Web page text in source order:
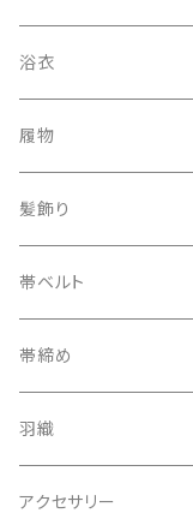
浴衣
履物
下駄
髪飾り
帯ベルト
帯締め
羽織
アクセサリー